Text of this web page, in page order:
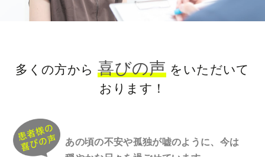
多くの方から喜びの声をいただいて
おります！
あの頃の不安や孤独が嘘のように、今は